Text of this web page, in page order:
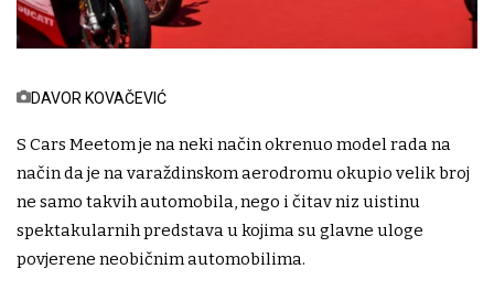
DAVOR KOVAČEVIĆ
S Cars Meetom je na neki način okrenuo model rada na
način da je na varaždinskom aerodromu okupio velik broj
ne samo takvih automobila, nego i čitav niz uistinu
spektakularnih predstava u kojima su glavne uloge
povjerene neobičnim automobilima.